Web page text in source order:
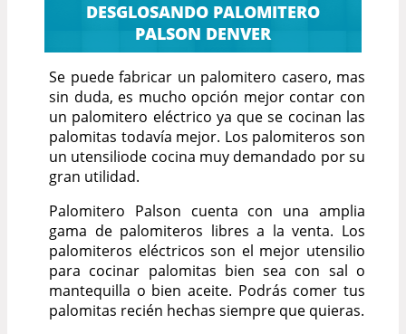
DESGLOSANDO PALOMITERO
PALSON DENVER
Se puede fabricar un palomitero casero, mas
sin duda, es mucho opción mejor contar con
un palomitero eléctrico ya que se cocinan las
palomitas todavía mejor. Los palomiteros son
un utensiliode cocina muy demandado por su
gran utilidad.
Palomitero Palson cuenta con una amplia
gama de palomiteros libres a la venta. Los
palomiteros eléctricos son el mejor utensilio
para cocinar palomitas bien sea con sal o
mantequilla o bien aceite. Podrás comer tus
palomitas recién hechas siempre que quieras.